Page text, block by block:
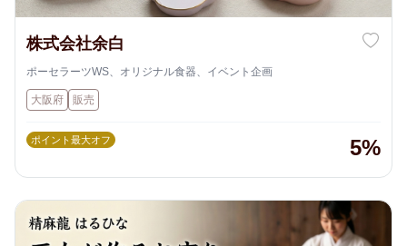
株式会社余白
ポーセラーツWS、オリジナル食器、イベント企画
大阪府 販売
ポイント最大オフ 5%